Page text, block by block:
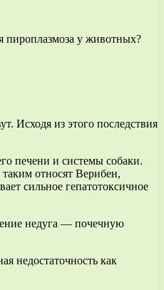
пироплазмоза у животных?
Исходя из этого последствия
печени и системы собаки.
относят Верибен,
сильное гепатотоксичное
недуга — почечную
недостаточность как